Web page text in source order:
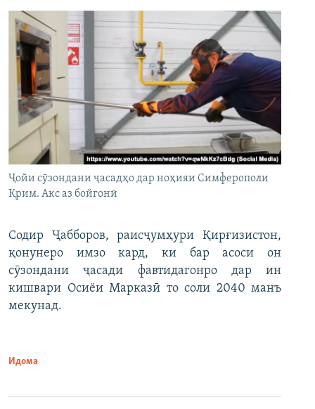
Ҷойи сӯзондани ҷасадҳо дар ноҳияи Симферополи
Қрим. Акс аз бойгонӣ
Содир Ҷабборов, раисҷумҳури Қирғизистон,
қонунеро имзо кард, ки бар асоси он
сӯзондани ҷасади фавтидагонро дар ин
кишвари Осиёи Марказӣ то соли 2040 манъ
мекунад.
Идома